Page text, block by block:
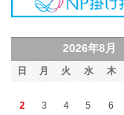
2026年8月
日 月 火 水 木
2
3 4 5 6